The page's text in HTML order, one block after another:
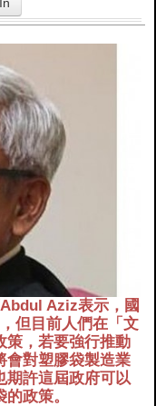
Aziz表示，國
但目前人們在「文
策，若要強行推動
會對塑膠袋製造業
期許這屆政府可以
政策。